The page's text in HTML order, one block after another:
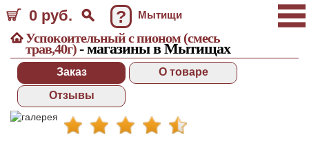
0 руб. ? Мытищи
Успокоительный с пионом (смесь
трав,40г)- магазины в Мытищах
Заказ
О товаре
Отзывы